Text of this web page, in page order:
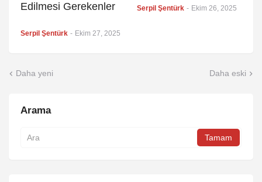
Edilmesi Gerekenler
Serpil Şentürk - Ekim 27, 2025
Serpil Şentürk - Ekim 26, 2025
Daha yeni Daha eski
Arama